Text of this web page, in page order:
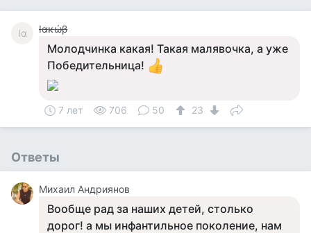
Ια Ιακώβ
Молодчинка какая! Такая малявочка, а уже
Победительница!
7 лет 706 50 23
Ответы
Михаил Андриянов
Вообще рад за наших детей, столько
дорог! а мы инфантильное поколение, нам